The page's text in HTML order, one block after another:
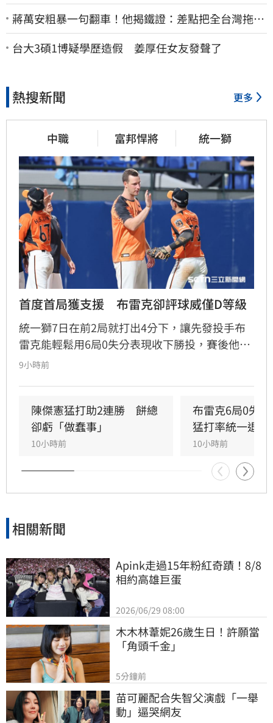
蔣萬安粗暴一句翻車！他揭鐵證：差點把全台灣拖下
水哪時道歉
台大3碩1博疑學歷造假 姜厚任女友發聲了
熱搜新聞 更多
中職 富邦悍將 統一獅
首度首局獲支援　布雷克卻評球威僅D等級
統一獅7日在前2局就打出4分下，讓先發投手布
雷克能輕鬆用6局0失分表現收下勝投，賽後他也
表示今晚投球特別輕鬆，但反而檢討自己的投球
9小時前
陳傑憲猛打助2連勝　餅總
卻虧「做蠢事」
10小時前
布雷克6局0失
猛打率統一退富
10小時前
相關新聞
Apink走過15年粉紅奇蹟！8/8
相約高雄巨蛋
2026/06/29 08:00
木木林葦妮26歲生日！許願當
「角頭千金」
5分鐘前
苗可麗配合失智父演戲「一舉
動」逼哭網友